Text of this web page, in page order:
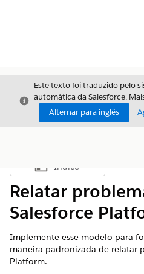
Fechar
Este texto foi traduzido pelo
automática da Salesforce.
Alternar para inglês
Mostrar índice
Índice
Relatar
Salesforce
Implemente esse modelo para
maneira padronizada de relatar
Platform.